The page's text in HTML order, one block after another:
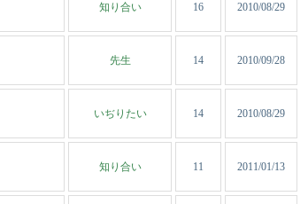
知り合い 16 2010/08/29
先生 14 2010/09/28
いぢりたい 14 2010/08/29
知り合い 11 2011/01/13